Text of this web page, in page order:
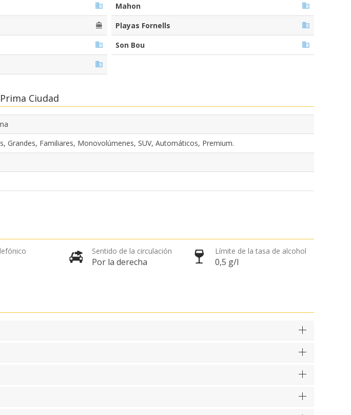
Mahon
Playas Fornells
Son Bou
Ciudad
Grandes, Familiares, Monovolúmenes, SUV, Automáticos, Premium.
Sentido de la circulación
Por la derecha
Límite de la tasa de alcohol
0,5 g/l